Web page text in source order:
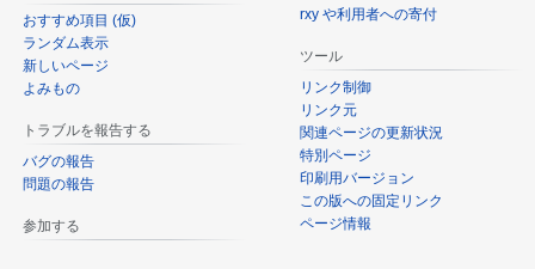
おすすめ項目 (仮)
ランダム表示
新しいページ
よみもの
トラブルを報告する
バグの報告
問題の報告
参加する
rxy や利用者への寄付
ツール
リンク制御
リンク元
関連ページの更新状況
特別ページ
印刷用バージョン
この版への固定リンク
ページ情報